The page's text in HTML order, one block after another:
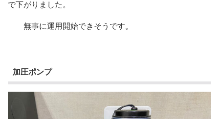
で下がりました。
無事に運用開始できそうです。
加圧ポンプ